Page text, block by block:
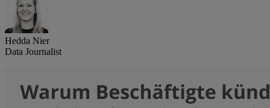
Hedda Nier
Data Journalist